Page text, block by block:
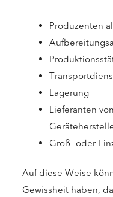
Produzenten
Lagerung
Lieferanten
Groß- oder
Auf diese Weise
Gewissheit haben,